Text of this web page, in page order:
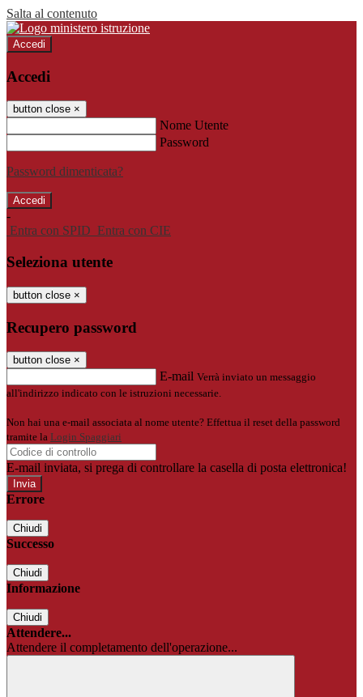
Salta al contenuto
Accedi
Accedi
button close ×
Nome Utente
Password
Password dimenticata?
-
Entra con SPID Entra con CIE
Seleziona utente
button close ×
Recupero password
button close ×
E-mail Verrà inviato un messaggio
all'indirizzo indicato con le istruzioni necessarie.
Non hai una e-mail associata al nome utente? Effettua il reset della password
tramite la Login Spaggiari
E-mail inviata, si prega di controllare la casella di posta elettronica!
Errore
Chiudi
Successo
Chiudi
Informazione
Chiudi
Attendere...
Attendere il completamento dell'operazione...